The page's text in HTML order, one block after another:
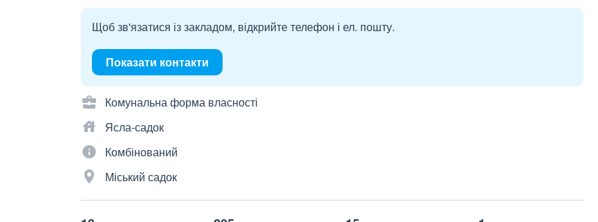
Щоб зв'язатися із закладом, відкрийте телефон і ел. пошту.
Показати контакти
Комунальна форма власності
Ясла-садок
Комбінований
Міський садок